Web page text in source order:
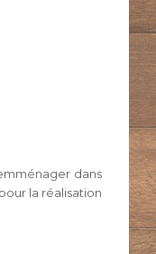
dans
la réalisation